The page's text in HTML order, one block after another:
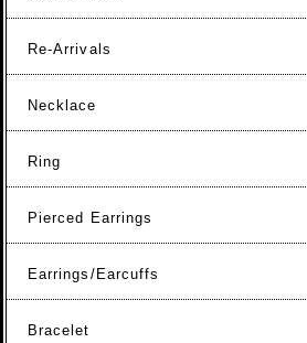
Re-Arrivals
Necklace
Ring
Pierced Earrings
Earrings/Earcuffs
Bracelet